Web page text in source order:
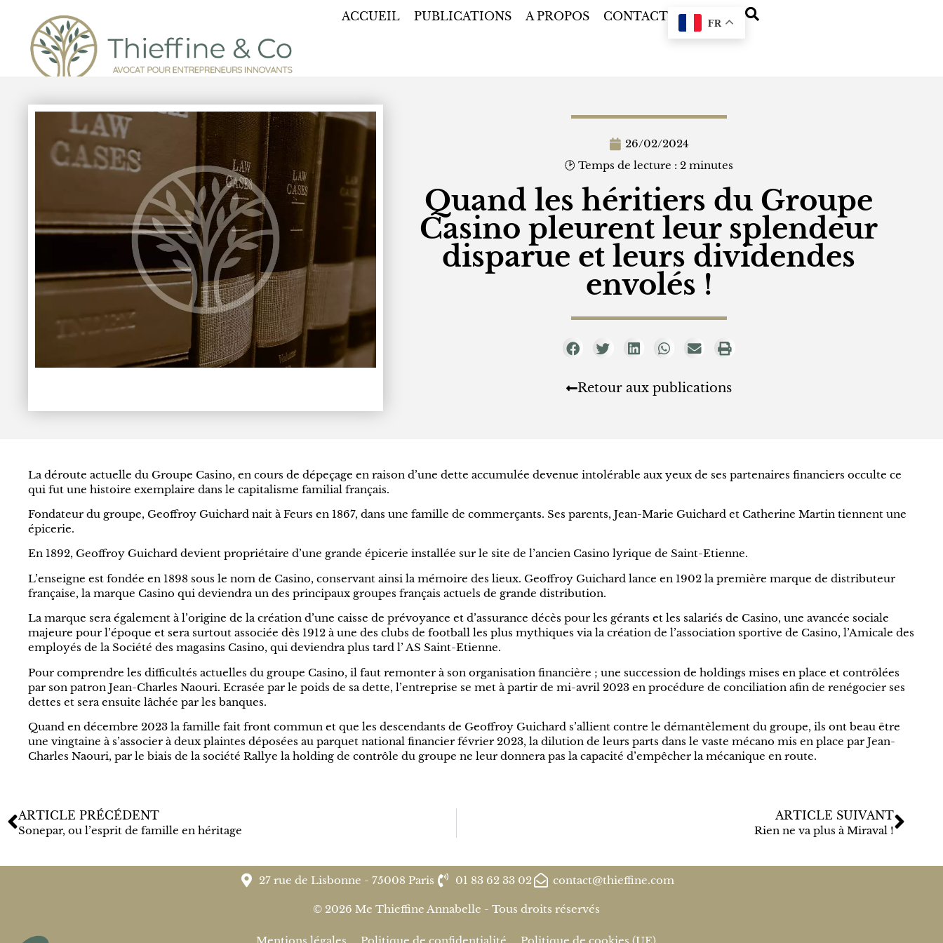
ACCUEIL PUBLICATIONS A PROPOS CONTACT
FR
26/02/2024
🕑 Temps de lecture : 2 minutes
Quand les héritiers du Groupe
Casino pleurent leur splendeur
disparue et leurs dividendes
envolés !
Retour aux publications
La déroute actuelle du Groupe Casino, en cours de dépeçage en raison d’une dette accumulée devenue intolérable aux yeux de ses partenaires financiers occulte ce
qui fut une histoire exemplaire dans le capitalisme familial français.
Fondateur du groupe, Geoffroy Guichard nait à Feurs en 1867, dans une famille de commerçants. Ses parents, Jean-Marie Guichard et Catherine Martin tiennent une
épicerie.
En 1892, Geoffroy Guichard devient propriétaire d’une grande épicerie installée sur le site de l’ancien Casino lyrique de Saint-Etienne.
L’enseigne est fondée en 1898 sous le nom de Casino, conservant ainsi la mémoire des lieux. Geoffroy Guichard lance en 1902 la première marque de distributeur
française, la marque Casino qui deviendra un des principaux groupes français actuels de grande distribution.
La marque sera également à l’origine de la création d’une caisse de prévoyance et d’assurance décès pour les gérants et les salariés de Casino, une avancée sociale
majeure pour l’époque et sera surtout associée dès 1912 à une des clubs de football les plus mythiques via la création de l’association sportive de Casino, l’Amicale des
employés de la Société des magasins Casino, qui deviendra plus tard l’ AS Saint-Etienne.
Pour comprendre les difficultés actuelles du groupe Casino, il faut remonter à son organisation financière ; une succession de holdings mises en place et contrôlées
par son patron Jean-Charles Naouri. Ecrasée par le poids de sa dette, l’entreprise se met à partir de mi-avril 2023 en procédure de conciliation afin de renégocier ses
dettes et sera ensuite lâchée par les banques.
Quand en décembre 2023 la famille fait front commun et que les descendants de Geoffroy Guichard s’allient contre le démantèlement du groupe, ils ont beau être
une vingtaine à s’associer à deux plaintes déposées au parquet national financier février 2023, la dilution de leurs parts dans le vaste mécano mis en place par Jean-
Charles Naouri, par le biais de la société Rallye la holding de contrôle du groupe ne leur donnera pas la capacité d’empêcher la mécanique en route.
ARTICLE PRÉCÉDENT
Sonepar, ou l’esprit de famille en héritage
ARTICLE SUIVANT
Rien ne va plus à Miraval !
27 rue de Lisbonne - 75008 Paris 01 83 62 33 02 contact@thieffine.com
© 2026 Me Thieffine Annabelle - Tous droits réservés